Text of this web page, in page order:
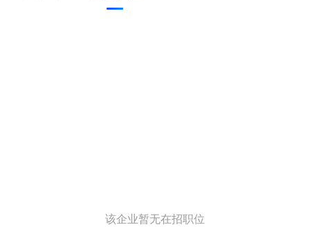
该企业暂无在招职位